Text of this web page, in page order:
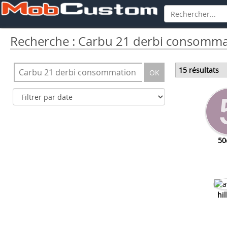
Recherche : Carbu 21 derbi
OK 15 résultats